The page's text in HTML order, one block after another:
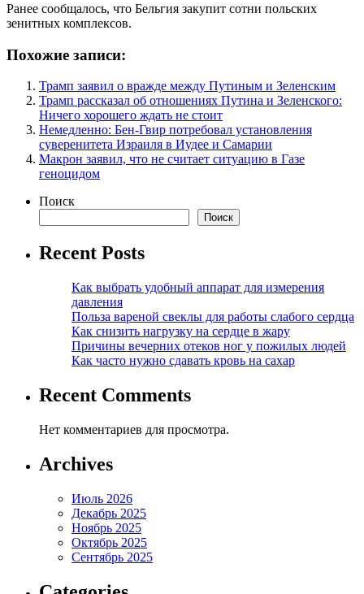
Ранее сообщалось, что Бельгия закупит сотни польских
зенитных комплексов.
Похожие записи:
Трамп заявил о вражде между Путиным и Зеленским
Трамп рассказал об отношениях Путина и Зеленского:
Ничего хорошего ждать не стоит
Немедленно: Бен-Гвир потребовал установления
суверенитета Израиля в Иудее и Самарии
Макрон заявил, что не считает ситуацию в Газе
геноцидом
Поиск
Поиск
Recent Posts
Как выбрать удобный аппарат для измерения
давления
Польза вареной свеклы для работы слабого сердца
Как снизить нагрузку на сердце в жару
Причины вечерних отеков ног у пожилых людей
Как часто нужно сдавать кровь на сахар
Recent Comments
Нет комментариев для просмотра.
Archives
Июль 2026
Декабрь 2025
Ноябрь 2025
Октябрь 2025
Сентябрь 2025